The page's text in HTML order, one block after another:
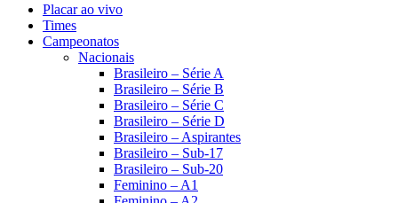
Placar ao vivo
Times
Campeonatos
Nacionais
Brasileiro – Série A
Brasileiro – Série B
Brasileiro – Série C
Brasileiro – Série D
Brasileiro – Aspirantes
Brasileiro – Sub-17
Brasileiro – Sub-20
Feminino – A1